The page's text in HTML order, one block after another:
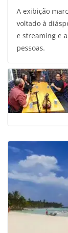
A exibição
voltado à
e streaming e
pessoas.